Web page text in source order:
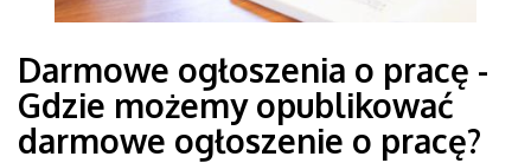
Darmowe ogłoszenia o pracę -
Gdzie możemy opublikować
darmowe ogłoszenie o pracę?